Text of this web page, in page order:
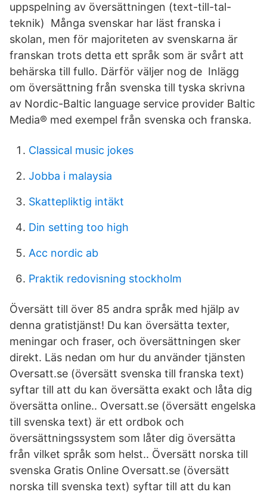
uppspelning av översättningen (text-till-tal-
teknik) Många svenskar har läst franska i
skolan, men för majoriteten av svenskarna är
franskan trots detta ett språk som är svårt att
behärska till fullo. Därför väljer nog de Inlägg
om översättning från svenska till tyska skrivna
av Nordic-Baltic language service provider Baltic
Media® med exempel från svenska och franska.
Classical music jokes
Jobba i malaysia
Skattepliktig intäkt
Din setting too high
Acc nordic ab
Praktik redovisning stockholm
Översätt till över 85 andra språk med hjälp av
denna gratistjänst! Du kan översätta texter,
meningar och fraser, och översättningen sker
direkt. Läs nedan om hur du använder tjänsten
Oversatt.se (översätt svenska till franska text)
syftar till att du kan översätta exakt och låta dig
översätta online.. Oversatt.se (översätt engelska
till svenska text) är ett ordbok och
översättningssystem som låter dig översätta
från vilket språk som helst.. Översätt norska till
svenska Gratis Online Oversatt.se (översätt
norska till svenska text) syftar till att du kan